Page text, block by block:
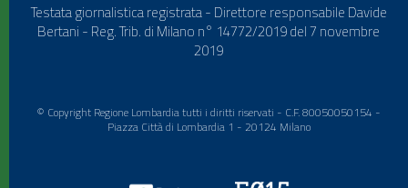
Testata giornalistica registrata - Direttore responsabile Davide
Bertani - Reg. Trib. di Milano n° 14772/2019 del 7 novembre
2019
© Copyright Regione Lombardia tutti i diritti riservati - C.F. 80050050154 -
Piazza Città di Lombardia 1 - 20124 Milano